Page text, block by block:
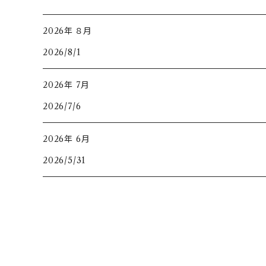
2026年 ８月
2026/8/1
2026年 7月
2026/7/6
2026年 6月
2026/5/31